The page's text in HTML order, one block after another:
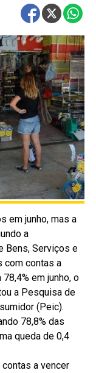
em junho, mas a
a
Bens, Serviços e
com contas a
em junho, o
a Pesquisa de
(Peic).
78,8% das
queda de 0,4
a vencer